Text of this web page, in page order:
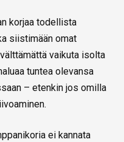
korjaa todellista
siistimään omat
vaikuta isolta
tuntea olevansa
– etenkin jos omilla
ei kannata